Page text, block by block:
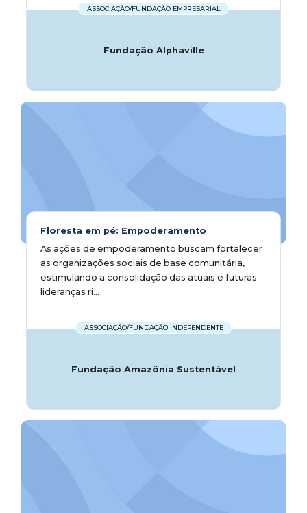
ASSOCIAÇÃO/FUNDAÇÃO EMPRESARIAL
Fundação Alphaville
Floresta em pé: Empoderamento
As ações de empoderamento buscam fortalecer
as organizações sociais de base comunitária,
estimulando a consolidação das atuais e futuras
lideranças ri...
ASSOCIAÇÃO/FUNDAÇÃO INDEPENDENTE
Fundação Amazônia Sustentável